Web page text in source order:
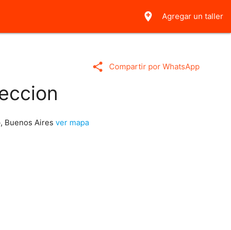
add_location Agregar un taller
share Compartir por WhatsApp
Buenos Airesver mapa